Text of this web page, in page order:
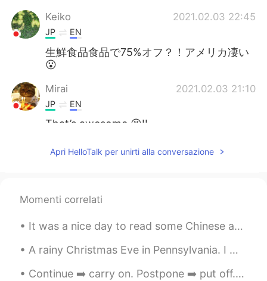
Keiko 2021.02.03 22:45
JP EN
生鮮食品食品で75%オフ？！アメリカ凄い
😮
Mirai 2021.02.03 21:10
JP EN
That’s awesome 😆‼️
Zooey 2021.02.03 21:01
JP EN
私の職場の近くに大きなスーパーがあ
るので、私は昼休憩 に あそこに良く行
く
Apri HelloTalk per unirti alla conversazione
Momenti correlati
It was a nice day to read some Chinese at Longwood Gardens. I want to be reincarnated as the cat ...
A rainy Christmas Eve in Pennsylvania. I went out to look at birds with my brother and mom and da...
Continue ➡️ carry on. Postpone ➡️ put off. Surrender ➡️ give in. Refuse ...